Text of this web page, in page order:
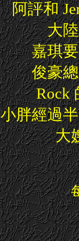
阿評和
大
嘉琪
俊豪
Rock
小胖經過
大